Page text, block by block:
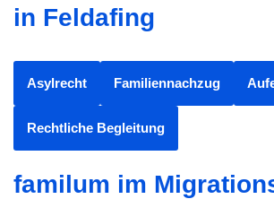
in Feldafing
Asylrecht Familiennachzug
Rechtliche Begleitung
familum im